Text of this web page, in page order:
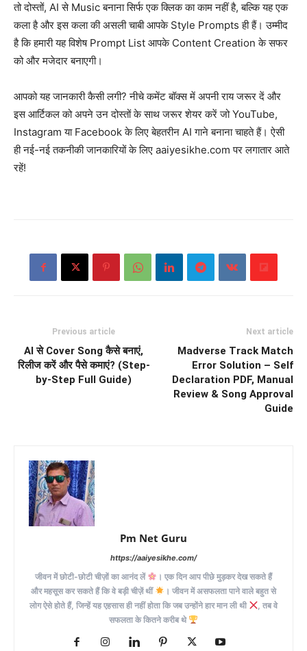
तो दोस्तों, AI से Music बनाना सिर्फ एक क्लिक का काम नहीं है, बल्कि यह एक
कला है और इस कला की असली चाबी आपके Style Prompts ही हैं। उम्मीद
है कि हमारी यह विशेष Prompt List आपके Content Creation के सफर
को और मजेदार बनाएगी।
आपको यह जानकारी कैसी लगी? नीचे कमेंट बॉक्स में अपनी राय जरूर दें और
इस आर्टिकल को अपने उन दोस्तों के साथ जरूर शेयर करें जो YouTube,
Instagram या Facebook के लिए बेहतरीन AI गाने बनाना चाहते हैं। ऐसी
ही नई-नई तकनीकी जानकारियों के लिए aaiyesikhe.com पर लगातार आते
रहें!
Previous article
AI से Cover Song कैसे बनाएं,
रिलीज करें और पैसे कमाएं? (Step-
by-Step Full Guide)
Next article
Madverse Track Match
Error Solution – Self
Declaration PDF, Manual
Review & Song Approval
Guide
Pm Net Guru
https://aaiyesikhe.com/
जीवन में छोटी-छोटी चीज़ों का आनंद लें
। एक दिन आप पीछे मुड़कर देख सकते हैं
और महसूस कर सकते हैं कि वे बड़ी चीज़ें थीं
। जीवन में असफलता पाने वाले बहुत से
लोग ऐसे होते हैं, जिन्हें यह एहसास ही नहीं होता कि जब उन्होंने हार मान ली थी
, तब वे
सफलता के कितने करीब थे